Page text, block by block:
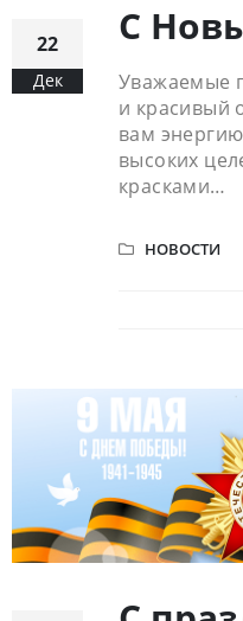
22
Дек
С
Уважаемые
и красивый
вам
высоких
красками…
НОВОСТИ